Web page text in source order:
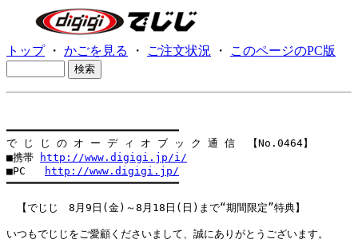
トップ・ かごを見る ・ ご注文状況 ・ このページのPC版
━━━━━━━━━━━━━━━━━━━━━━━━━━━
で じ じ の オ ー デ ィ オ ブ ッ ク 通 信  【No.0464】
■携帯
http://www.digigi.jp/i/
■PC
http://www.digigi.jp/
━━━━━━━━━━━━━━━━━━━━━━━━━━━
【でじじ　8月9日(金)～8月18日(日)まで“期間限定”特典】
いつもでじじをご愛顧くださいまして、誠にありがとうございます。